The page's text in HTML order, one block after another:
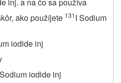
ako použíjete 131I Sodium
iodide inj
iodide inj